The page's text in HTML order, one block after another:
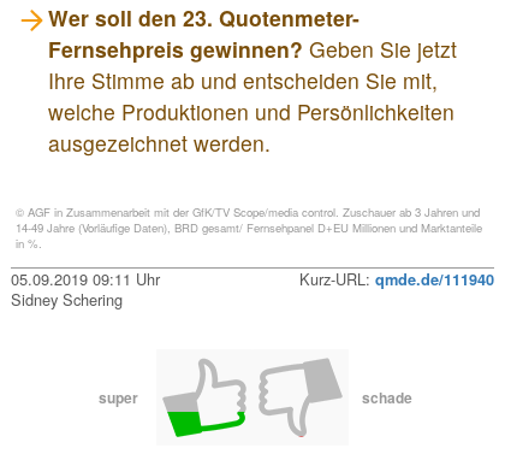
Wer soll den 23. Quotenmeter-
Fernsehpreis gewinnen? Geben Sie jetzt
Ihre Stimme ab und entscheiden Sie mit,
welche Produktionen und Persönlichkeiten
ausgezeichnet werden.
© AGF in Zusammenarbeit mit der GfK/TV Scope/media control. Zuschauer ab 3 Jahren und
14-49 Jahre (Vorläufige Daten), BRD gesamt/ Fernsehpanel D+EU Millionen und Marktanteile
in %.
05.09.2019 09:11 Uhr Kurz-URL: qmde.de/111940
Sidney Schering
super schade